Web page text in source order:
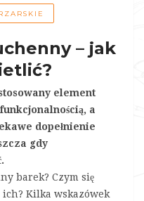
– jak
element
a
dopełnienie
gdy
barek? Czym się
Kilka wskazówek